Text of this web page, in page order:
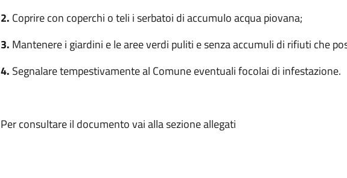
2. Coprire con coperchi o teli i serbatoi di accumulo acqua piovana;
3. Mantenere i giardini e le aree verdi puliti e senza accumuli di rifiuti che
4. Segnalare tempestivamente al Comune eventuali focolai di infestazione.
Per consultare il documento vai alla sezione allegati